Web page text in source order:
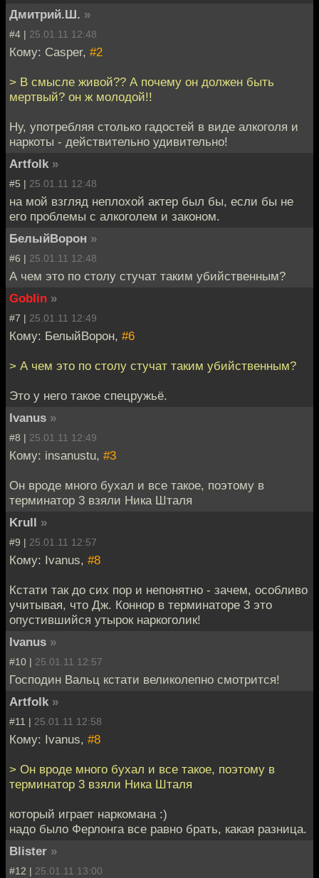
Дмитрий.Ш. »
#4 | 25.01.11 12:48
Кому: Casper, #2
> В смысле живой?? А почему он должен быть
мертвый? он ж молодой!!
Ну, употребляя столько гадостей в виде алкоголя и
наркоты - действительно удивительно!
Artfolk »
#5 | 25.01.11 12:48
на мой взгляд неплохой актер был бы, если бы не
его проблемы с алкоголем и законом.
БелыйВорон »
#6 | 25.01.11 12:48
А чем это по столу стучат таким убийственным?
Goblin »
#7 | 25.01.11 12:49
Кому: БелыйВорон, #6
> А чем это по столу стучат таким убийственным?
Это у него такое спецружьё.
Ivanus »
#8 | 25.01.11 12:49
Кому: insanustu, #3
Он вроде много бухал и все такое, поэтому в
терминатор 3 взяли Ника Шталя
Krull »
#9 | 25.01.11 12:57
Кому: Ivanus, #8
Кстати так до сих пор и непонятно - зачем, особливо
учитывая, что Дж. Коннор в терминаторе 3 это
опустившийся утырок наркоголик!
Ivanus »
#10 | 25.01.11 12:57
Господин Вальц кстати великолепно смотрится!
Artfolk »
#11 | 25.01.11 12:58
Кому: Ivanus, #8
> Он вроде много бухал и все такое, поэтому в
терминатор 3 взяли Ника Шталя
который играет наркомана :)
надо было Ферлонга все равно брать, какая разница.
Blister »
#12 | 25.01.11 13:00